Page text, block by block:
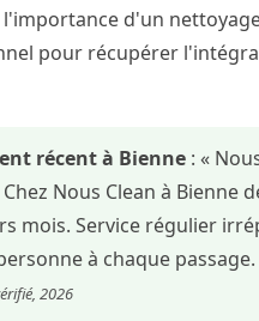
l'importance d'un
pour récupérer
récent à Bienne : «
Nous Clean à Bienne
mois. Service régulier
à chaque passage.
2026